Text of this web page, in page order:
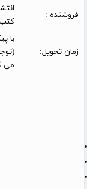
فروشنده :
زمان تحویل:
می